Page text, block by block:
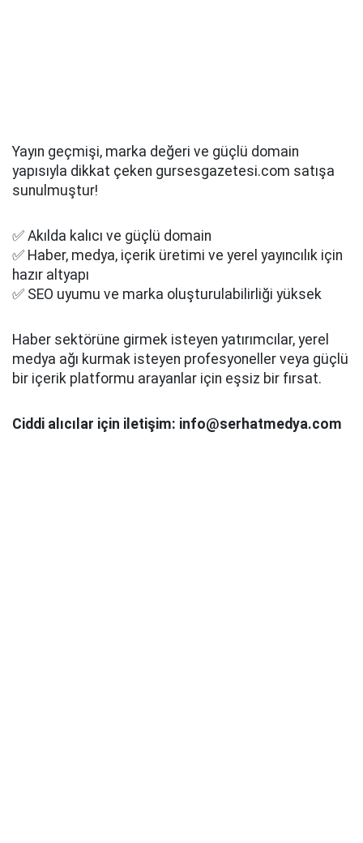
Yayın geçmişi, marka değeri ve güçlü domain
yapısıyla dikkat çeken gursesgazetesi.com satışa
sunulmuştur!
✅ Akılda kalıcı ve güçlü domain
✅ Haber, medya, içerik üretimi ve yerel yayıncılık için
hazır altyapı
✅ SEO uyumu ve marka oluşturulabilirliği yüksek
Haber sektörüne girmek isteyen yatırımcılar, yerel
medya ağı kurmak isteyen profesyoneller veya güçlü
bir içerik platformu arayanlar için eşsiz bir fırsat.
Ciddi alıcılar için iletişim: info@serhatmedya.com